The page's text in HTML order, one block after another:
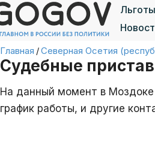
Льготы
Главная /Северная Осетия
Судебные
На данный момент в Моздоке
график работы, и другие